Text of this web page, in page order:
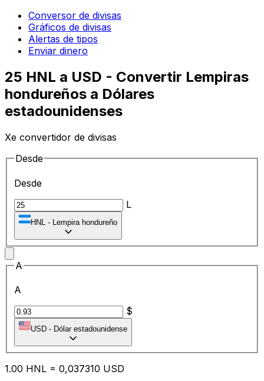
Conversor de divisas
Gráficos de divisas
Alertas de tipos
Enviar dinero
25 HNL a USD - Convertir Lempiras
hondureños a Dólares
estadounidenses
Xe convertidor de divisas
Desde
Desde
L
HNL - Lempira hondureño
A
A
$
USD - Dólar estadounidense
1.00 HNL = 0,037310 USD